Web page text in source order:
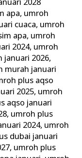
2028
apa, umroh
cuaca, umroh
apa, umroh
2024, umroh
januari 2026,
murah januari
plus aqso
2025, umroh
aqso januari
, umroh plus
2024, umroh
dubai januari
, umroh plus